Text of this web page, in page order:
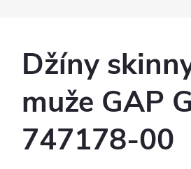
Džíny
muže GAP
747178-00